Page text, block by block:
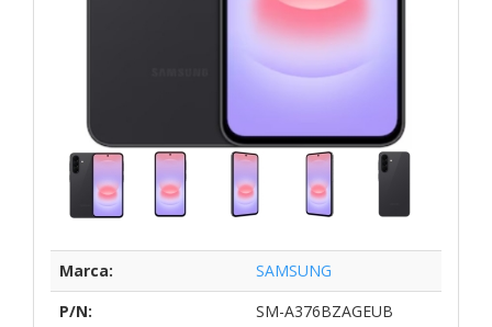
Marca:
SAMSUNG
P/N:
SM-A376BZAGEUB